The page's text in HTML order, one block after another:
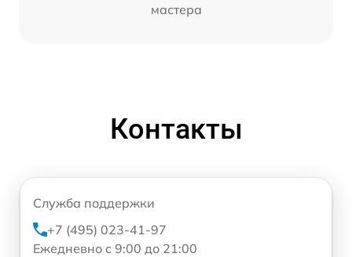
мастера
Контакты
Служба поддержки
+7 (495) 023-41-97
Ежедневно с 9:00 до 21:00